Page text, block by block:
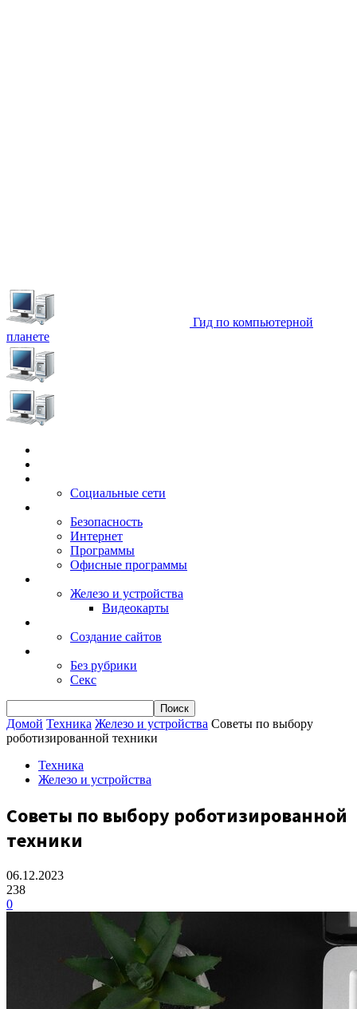
Гид по компьютерной
планете
Социальные сети
Безопасность
Интернет
Программы
Офисные программы
Железо и устройства
Видеокарты
Создание сайтов
Без рубрики
Секс
Домой Техника Железо и устройства Советы по выбору
роботизированной техники
Техника
Железо и устройства
Советы по выбору роботизированной
техники
06.12.2023
238
0